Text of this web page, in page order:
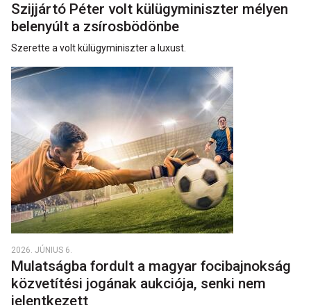
Szijjártó Péter volt külügyminiszter mélyen
belenyúlt a zsírosbödönbe
Szerette a volt külügyminiszter a luxust.
2026. JÚNIUS 6.
Mulatságba fordult a magyar focibajnokság
közvetítési jogának aukciója, senki nem
jelentkezett